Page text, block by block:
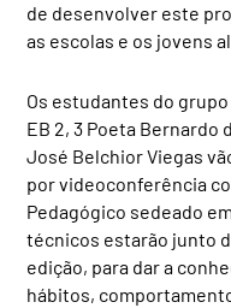
de desenvolver este
as escolas e os jovens
Os estudantes do
EB 2, 3 Poeta Bernardo
José Belchior Viegas
por videoconferência
Pedagógico sedeado
técnicos estarão junto
edição, para dar a
hábitos,